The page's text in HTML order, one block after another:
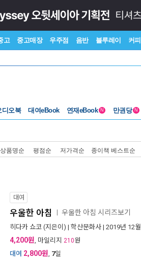
고 중고매장 우주점 음반 블루레이 커피
디오북 대여eBook 연재eBook N 만권당 N
상품명순 평점순 저가격순 종이책 베스트순
대여
우울한 아침 우울한 아침 시리즈보기
히다카 쇼코 (지은이) | 학산문화사 | 2019년 12월
4,200원, 마일리지 210원
대여 2,800원, 7일